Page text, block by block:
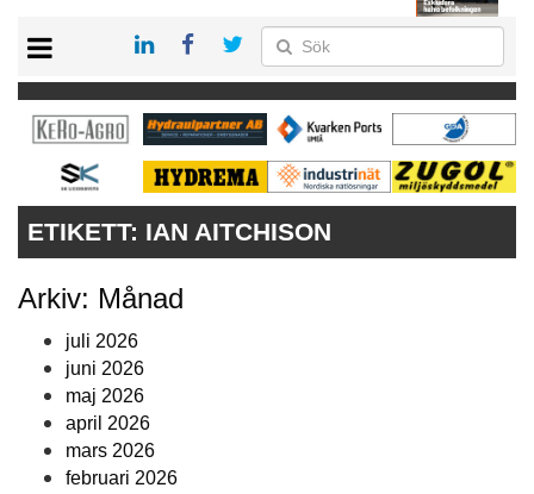
KONTAKT
VÅRA ANDRA MAGASIN
PRENUMERERA
ANNONSERA
ETIKETT: IAN AITCHISON
Arkiv: Månad
juli 2026
juni 2026
maj 2026
april 2026
mars 2026
februari 2026